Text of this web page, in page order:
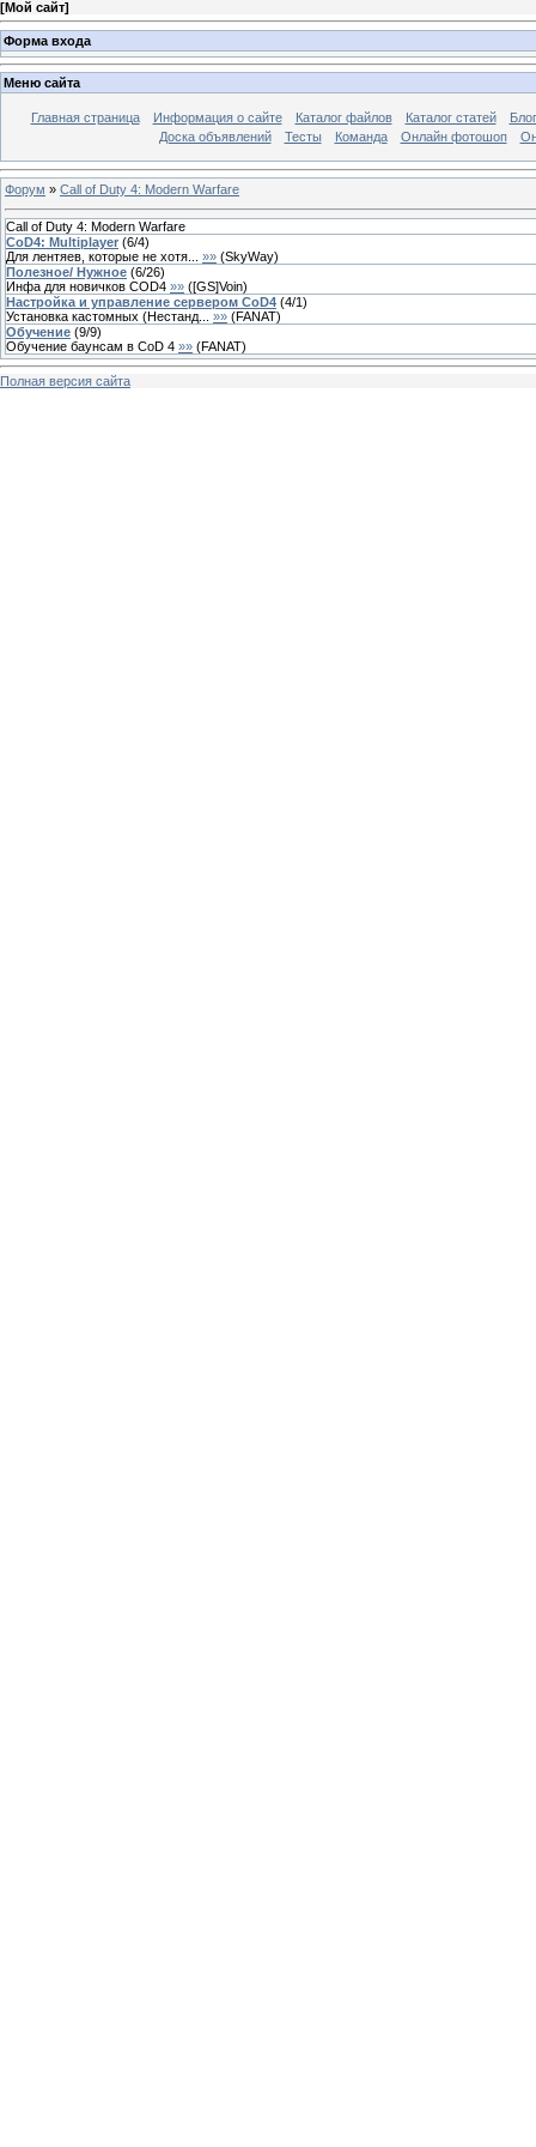
[Мой сайт]
Форма входа
Меню сайта
Главная страница Информация о сайте Каталог файлов Каталог статей
Блог
Доска объявлений
Тесты Команда Онлайн фотошоп
Форум » Call of Duty 4: Modern Warfare
Call of Duty 4: Modern Warfare
CoD4: Multiplayer (6/4)
Для лентяев, которые не хотя...
»» (SkyWay)
Полезное/ Нужное (6/26)
Инфа для новичков COD4 »» ([GS]Voin)
Настройка и управление сервером CoD4 (4/1)
Установка кастомных (Нестанд...
»» (FANAT)
Обучение (9/9)
Обучение баунсам в CoD 4 »» (FANAT)
Полная версия сайта